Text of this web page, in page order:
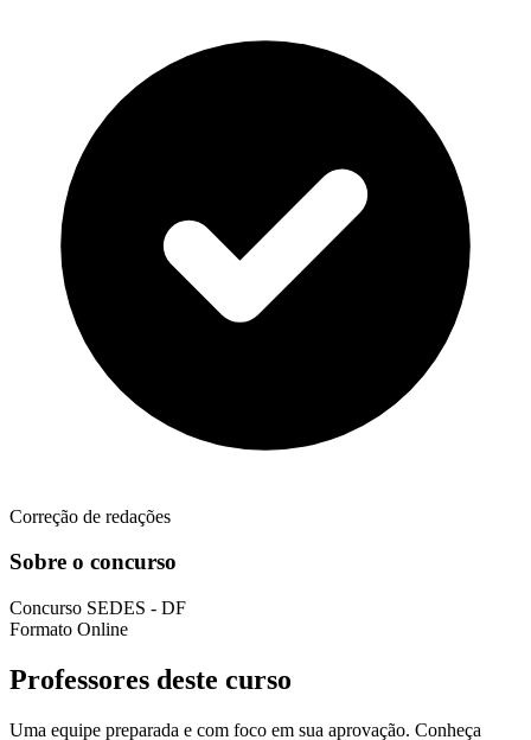
Correção de redações
Sobre o concurso
Concurso SEDES - DF
Formato Online
Professores deste curso
Uma equipe preparada e com foco em sua aprovação. Conheça